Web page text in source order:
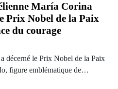
María Corina
Prix Nobel de la Paix
du courage
décerné le Prix Nobel de la Paix
figure emblématique de…